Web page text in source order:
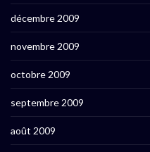
décembre 2009
novembre 2009
octobre 2009
septembre 2009
août 2009